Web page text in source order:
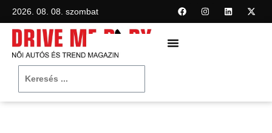
2026. 08. 08. szombat